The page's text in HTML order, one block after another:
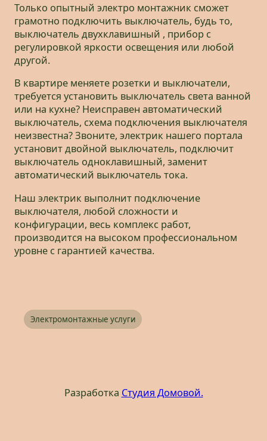
Только опытный электро монтажник сможет
грамотно подключить выключатель, будь то,
выключатель двухклавишный , прибор с
регулировкой яркости освещения или любой
другой.
В квартире меняете розетки и выключатели,
требуется установить выключатель света ванной
или на кухне? Неисправен автоматический
выключатель, схема подключения выключателя
неизвестна? Звоните, электрик нашего портала
установит двойной выключатель, подключит
выключатель одноклавишный, заменит
автоматический выключатель тока.
Наш электрик выполнит подключение
выключателя, любой сложности и
конфигурации, весь комплекс работ,
производится на высоком профессиональном
уровне с гарантией качества.
Электромонтажные услуги
Разработка Студия Домовой.